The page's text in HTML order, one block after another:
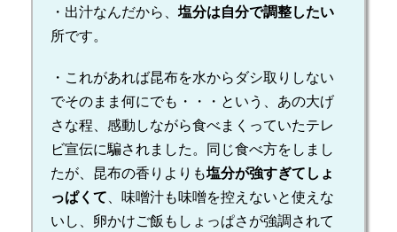
・出汁なんだから、 塩分は自分で調整したい
所です。
・これがあれば昆布を水からダシ取りしない
でそのまま何にでも・・・という、あの大げ
さな程、感動しながら食べまくっていたテレ
ビ宣伝に騙されました。同じ食べ方をしまし
たが、昆布の香りよりも塩分が強すぎてしょ
っぱくて 、味噌汁も味噌を控えないと使えな
いし、卵かけご飯もしょっぱさが強調されて